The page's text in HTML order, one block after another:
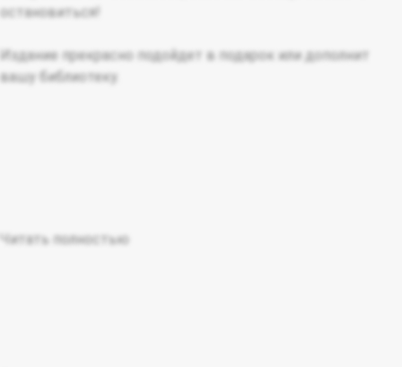
остановиться!
Издание прекрасно подойдет в подарок или дополнит
вашу библиотеку.
Читать полностью